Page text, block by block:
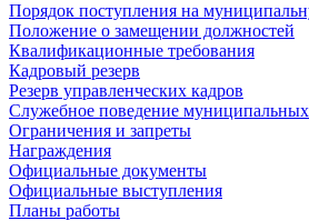
Порядок поступления на
Положение о замещении должностей
Квалификационные требования
Кадровый резерв
Резерв управленческих кадров
Служебное поведение
Ограничения и запреты
Награждения
Официальные документы
Официальные выступления
Планы работы